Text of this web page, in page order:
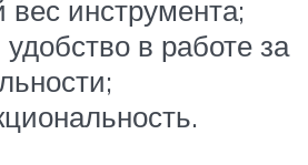
вес инструмента;
удобство в работе за